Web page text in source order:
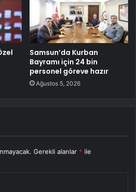
Samsun’da Kurban
Bayramı için 24 bin
personel göreve hazır
Ağustos 5, 2026
Gerekli alanlar * ile